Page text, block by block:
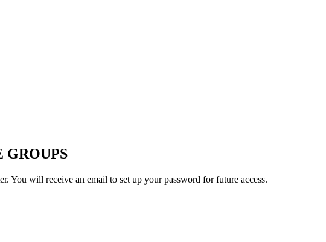
GROUPS
will receive an email to set up your password for future access.